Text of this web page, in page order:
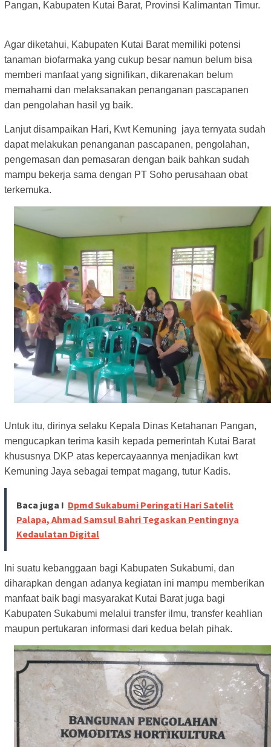
Pangan, Kabupaten Kutai Barat, Provinsi Kalimantan Timur.
Agar diketahui, Kabupaten Kutai Barat memiliki potensi
tanaman biofarmaka yang cukup besar namun belum bisa
memberi manfaat yang signifikan, dikarenakan belum
memahami dan melaksanakan penanganan pascapanen
dan pengolahan hasil yg baik.
Lanjut disampaikan Hari, Kwt Kemuning jaya ternyata sudah
dapat melakukan penanganan pascapanen, pengolahan,
pengemasan dan pemasaran dengan baik bahkan sudah
mampu bekerja sama dengan PT Soho perusahaan obat
terkemuka.
Untuk itu, dirinya selaku Kepala Dinas Ketahanan Pangan,
mengucapkan terima kasih kepada pemerintah Kutai Barat
khususnya DKP atas kepercayaannya menjadikan kwt
Kemuning Jaya sebagai tempat magang, tutur Kadis.
Baca juga ! Dpmd Sukabumi Peringati Hari Satelit
Palapa, Ahmad Samsul Bahri Tegaskan Pentingnya
Kedaulatan Digital
Ini suatu kebanggaan bagi Kabupaten Sukabumi, dan
diharapkan dengan adanya kegiatan ini mampu memberikan
manfaat baik bagi masyarakat Kutai Barat juga bagi
Kabupaten Sukabumi melalui transfer ilmu, transfer keahlian
maupun pertukaran informasi dari kedua belah pihak.